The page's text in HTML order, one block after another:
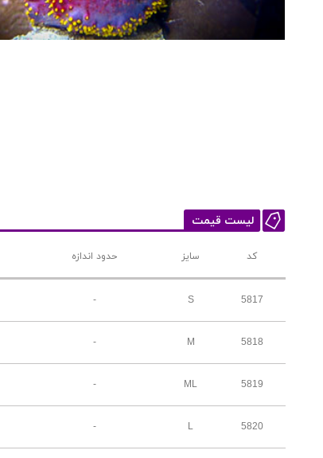
لیست قیمت
کد سایز حدود اندازه
5817
S
-
5818
M
-
5819
ML
-
5820
L
-